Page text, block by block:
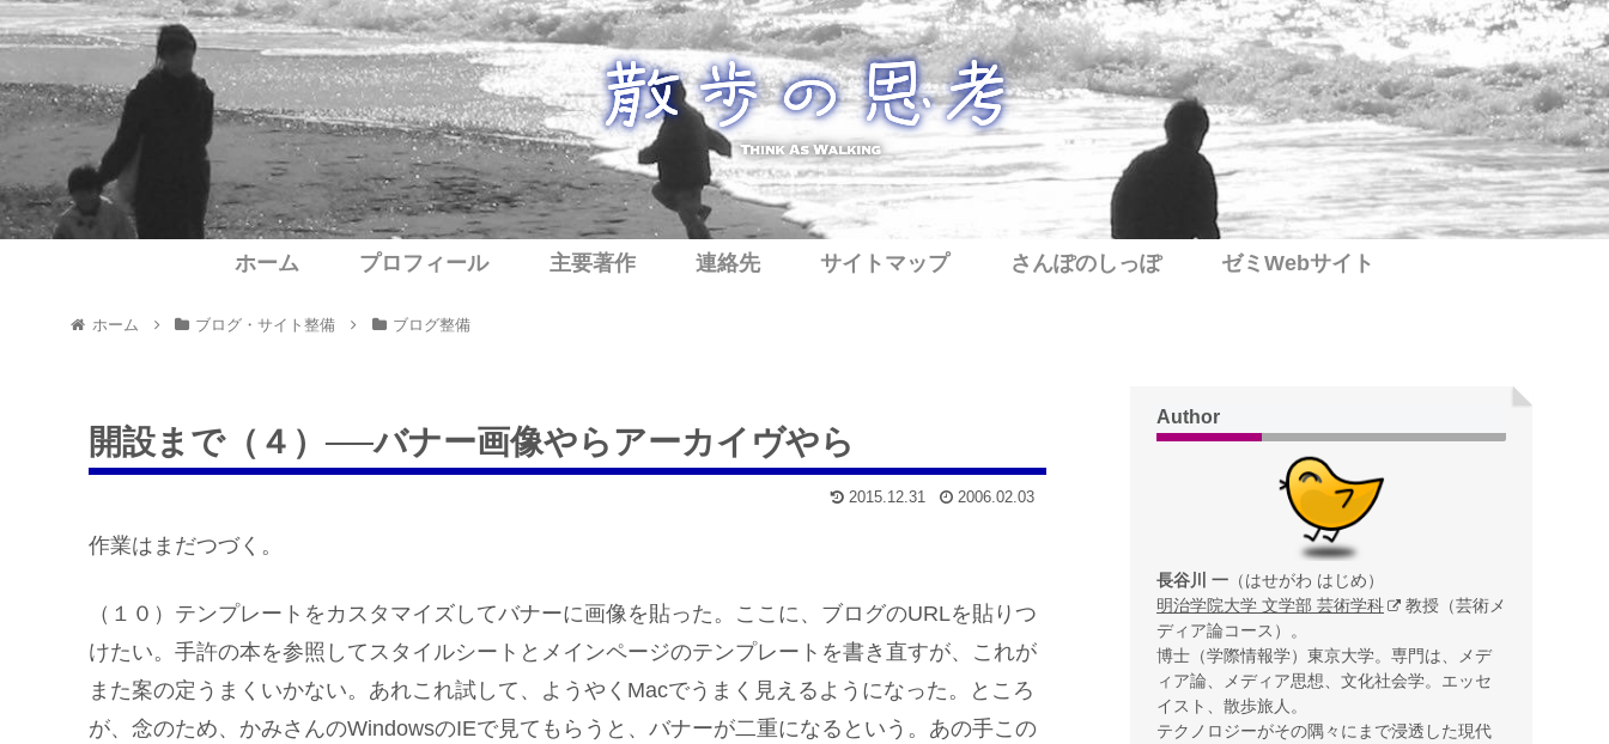
ホーム プロフィール 主要著作 連絡先 サイトマップ さんぽのしっぽ ゼミWebサイト
ホーム ブログ・サイト整備 ブログ整備
開設まで（４）──バナー画像やらアーカイヴやら
2015.12.31 2006.02.03
作業はまだつづく。
（１０）テンプレートをカスタマイズしてバナーに画像を貼った。ここに、ブログのURLを貼りつ
けたい。手許の本を参照してスタイルシートとメインページのテンプレートを書き直すが、これが
また案の定うまくいかない。あれこれ試して、ようやくMacでうまく見えるようになった。ところ
が、念のため、かみさんのWindowsのIEで見てもらうと、バナーが二重になるという。あの手この
Author
長谷川 一 （はせがわ はじめ）
明治学院大学 文学部 芸術学科
教授（芸術メ
ディア論コース）。
博士（学際情報学）東京大学。専門は、メデ
ィア論、メディア思想、文化社会学。エッセ
イスト、散歩旅人。
テクノロジーがその隅々にまで浸透した現代